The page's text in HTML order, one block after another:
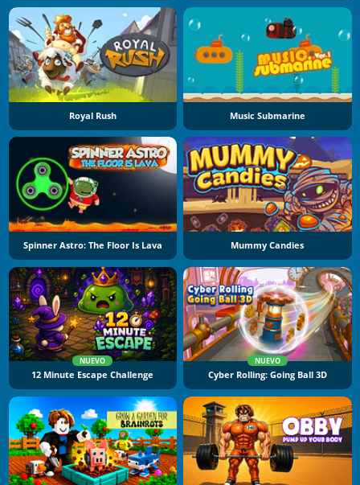
Royal Rush Music Submarine
Spinner Astro: The Floor Is Lava Mummy Candies
NUEVO
12 Minute Escape Challenge
NUEVO
Cyber Rolling: Going Ball 3D